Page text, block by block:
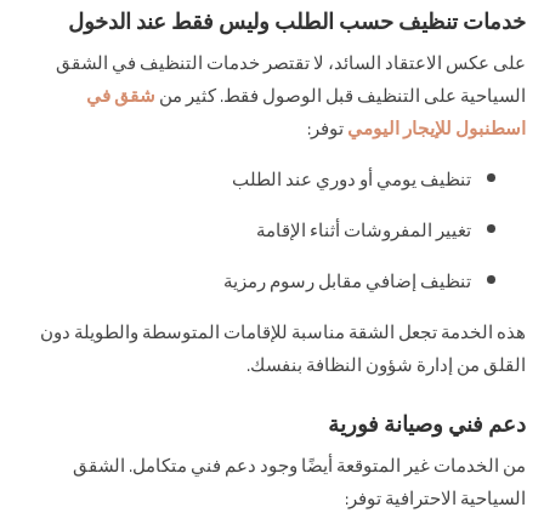
خدمات تنظيف حسب الطلب وليس فقط عند الدخول
على عكس الاعتقاد السائد، لا تقتصر خدمات التنظيف في الشقق
السياحية على التنظيف قبل الوصول فقط. كثير منشقق في
اسطنبول للإيجار اليوميتوفر:
تنظيف يومي أو دوري عند الطلب
تغيير المفروشات أثناء الإقامة
تنظيف إضافي مقابل رسوم رمزية
هذه الخدمة تجعل الشقة مناسبة للإقامات المتوسطة والطويلة دون
القلق من إدارة شؤون النظافة بنفسك.
دعم فني وصيانة فورية
من الخدمات غير المتوقعة أيضًا وجود دعم فني متكامل. الشقق
السياحية الاحترافية توفر: